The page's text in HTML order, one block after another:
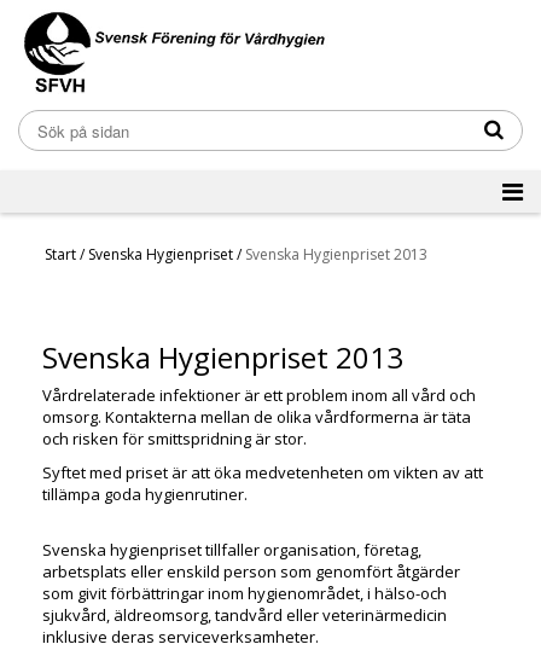
Start/ Svenska Hygienpriset/ Svenska Hygienpriset 2013
Svenska Hygienpriset 2013
Vårdrelaterade infektioner är ett problem inom all vård och
omsorg. Kontakterna mellan de olika vårdformerna är täta
och risken för smittspridning är stor.
Syftet med priset är att öka medvetenheten om vikten av att
tillämpa goda hygienrutiner.
Svenska hygienpriset tillfaller organisation, företag,
arbetsplats eller enskild person som genomfört åtgärder
som givit förbättringar inom hygienområdet, i hälso-och
sjukvård, äldreomsorg, tandvård eller veterinärmedicin
inklusive deras serviceverksamheter.